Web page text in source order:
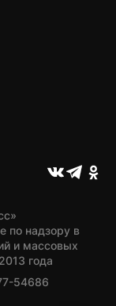
по надзору в
и массовых
года
54686